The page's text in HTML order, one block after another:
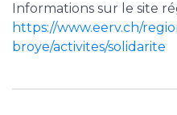
Informations sur le site
https://www.eerv.ch/
broye/activites/solidarite